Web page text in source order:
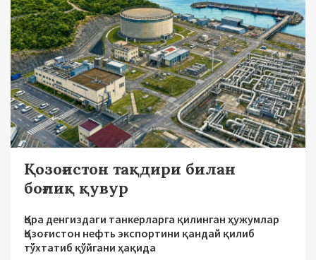
Қозоғистон тақдири билан
боғлиқ қувур
Қора денгиздаги танкерларга қилинган ҳужумлар
Қозоғистон нефть экспортини қандай қилиб
тўхтатиб қўйгани ҳақида